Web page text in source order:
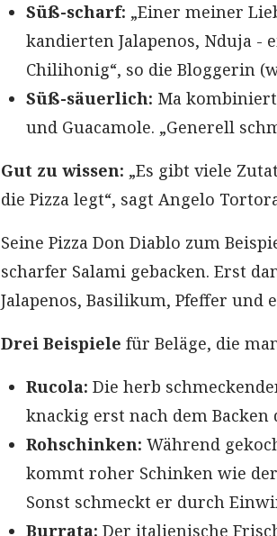
Süß-scharf: „Einer meiner
kandierten Jalapenos, Nduja -
Chilihonig“, so die Bloggerin
Süß-säuerlich: Ma
und Guacamole. „Generell
Gut zu wissen: „Es gibt viele
die Pizza legt“, sagt Angelo
Seine Pizza Don Diablo zum
scharfer Salami gebacken. Erst
Jalapenos, Basilikum, Pfeffer und
Drei Beispiele für Beläge, die
Rucola: Die herb
knackig erst nach dem
Rohschinken: Während
kommt roher Schinken wie
Sonst schmeckt er durch
Burrata: Der italienische